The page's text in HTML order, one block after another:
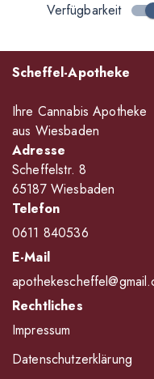
Verfügbarkeit
Scheffel-Apotheke
Ihre Cannabis Apotheke
aus Wiesbaden
Adresse
Scheffelstr. 8
65187 Wiesbaden
Telefon
0611 840536
E-Mail
Rechtliches
Impressum
Datenschutzerklärung